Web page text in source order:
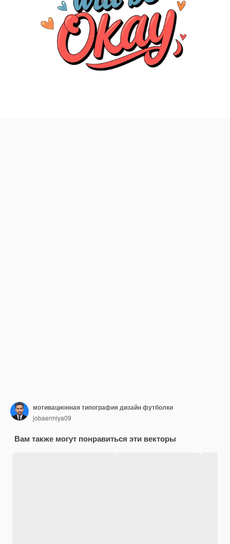
мотивационная типография дизайн футболки
jobaermiya09
Вам также могут понравиться эти векторы